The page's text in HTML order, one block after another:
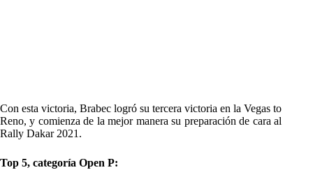
Con esta victoria, Brabec logró su tercera victoria en la Vegas to
Reno, y comienza de la mejor manera su preparación de cara al
Rally Dakar 2021.
Top 5, categoría Open P: